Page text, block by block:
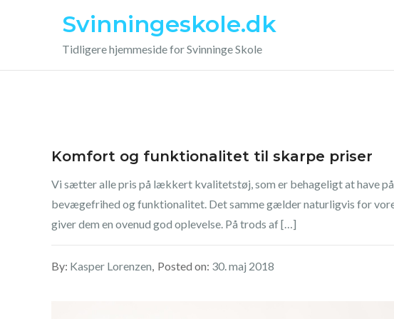
Svinningeskole.dk
Tidligere hjemmeside for Svinninge Skole
Komfort og funktionalitet til skarpe priser
Vi sætter alle pris på lækkert kvalitetstøj, som er behageligt at have
bevægefrihed og funktionalitet. Det samme gælder naturligvis for
giver dem en ovenud god oplevelse. På trods af […]
By: Kasper Lorenzen Posted on: 30. maj 2018